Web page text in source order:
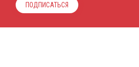
ПОДПИСАТЬСЯ